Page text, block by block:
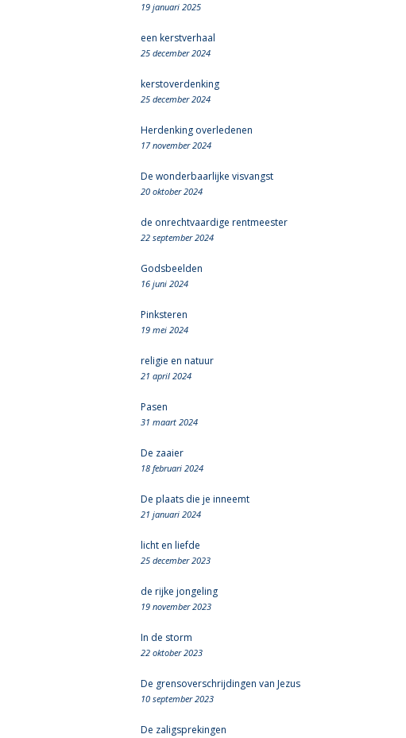
19 januari 2025
een kerstverhaal
25 december 2024
kerstoverdenking
25 december 2024
Herdenking overledenen
17 november 2024
De wonderbaarlijke visvangst
20 oktober 2024
de onrechtvaardige rentmeester
22 september 2024
Godsbeelden
16 juni 2024
Pinksteren
19 mei 2024
religie en natuur
21 april 2024
Pasen
31 maart 2024
De zaaier
18 februari 2024
De plaats die je inneemt
21 januari 2024
licht en liefde
25 december 2023
de rijke jongeling
19 november 2023
In de storm
22 oktober 2023
De grensoverschrijdingen van Jezus
10 september 2023
De zaligsprekingen